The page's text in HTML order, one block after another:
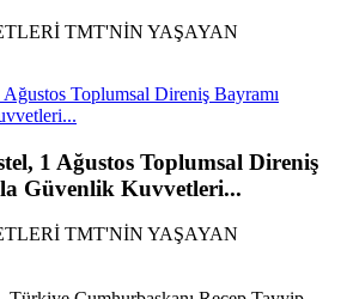
TMT'NİN YAŞAYAN
Toplumsal Direniş Bayramı
1 Ağustos Toplumsal Direniş
Güvenlik Kuvvetleri...
TMT'NİN YAŞAYAN